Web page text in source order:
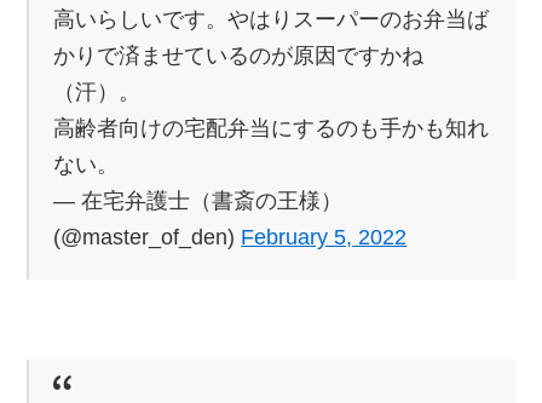
高いらしいです。やはりスーパーのお弁当ば
かりで済ませているのが原因ですかね
（汗）。
高齢者向けの宅配弁当にするのも手かも知れ
ない。
— 在宅弁護士（書斎の王様）
(@master_of_den) February 5, 2022